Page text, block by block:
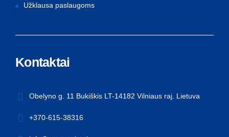
Užklausa paslaugoms
Kontaktai
Obelyno g. 11 Bukiškis LT-14182 Vilniaus raj. Lietuva
+370-615-38316